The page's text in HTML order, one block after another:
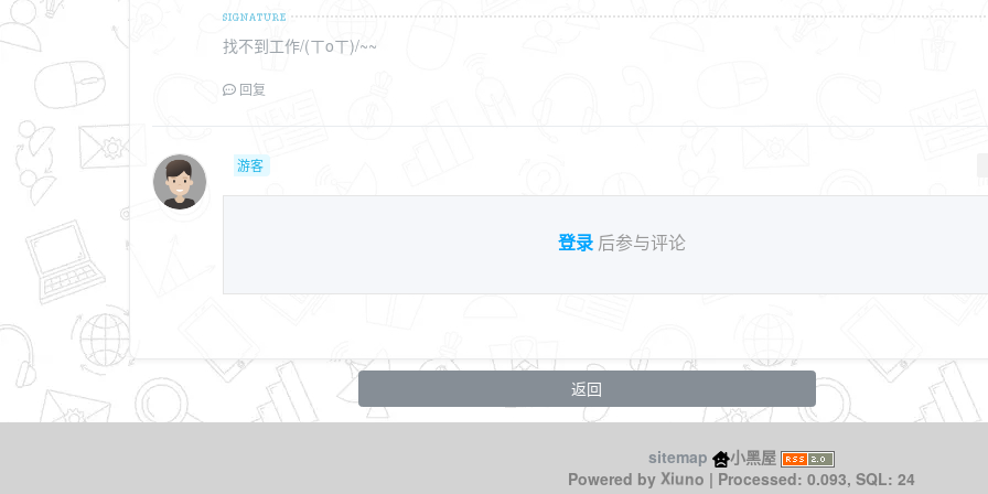
找不到工作/(ㄒoㄒ)/~~
回复
游客
登录 后参与评论
返回
sitemap
小黑屋
Powered by Xiuno | Processed: 0.093, SQL: 24